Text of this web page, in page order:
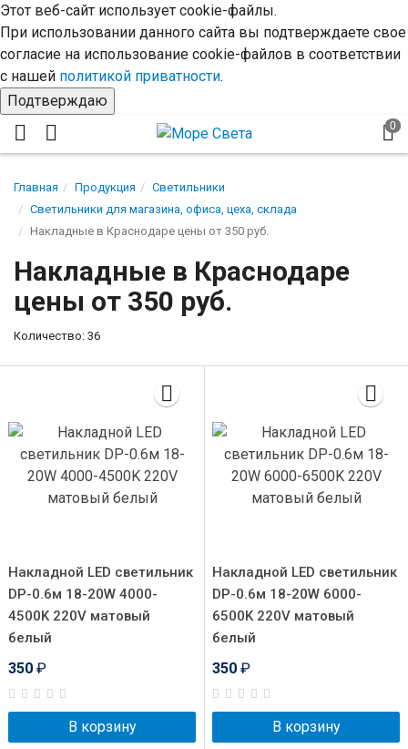
Этот веб-сайт использует cookie-файлы.
При использовании данного сайта вы подтверждаете свое
согласие на использование cookie-файлов в соответствии
с нашей политикой приватности.
Подтверждаю
Главная Продукция
Светильники
Светильники для магазина, офиса, цеха, склада
Накладные в Краснодаре цены от 350 руб.
Накладные в Краснодаре
цены от 350 руб.
Количество: 36
Накладной LED светильник
DP-0.6м 18-20W 4000-
4500K 220V матовый
белый
350 ₽
В корзину
Накладной LED светильник
DP-0.6м 18-20W 6000-
6500K 220V матовый
белый
350 ₽
В корзину